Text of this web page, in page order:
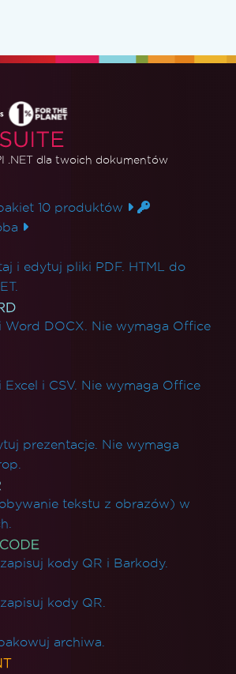
.NET dla twoich dokumentów
10 produktów
i edytuj pliki PDF. HTML do
Word DOCX. Nie wymaga Office
i CSV. Nie wymaga Office
prezentacje. Nie wymaga
tekstu z obrazów) w
kody QR i Barkody.
kody QR.
archiwa.